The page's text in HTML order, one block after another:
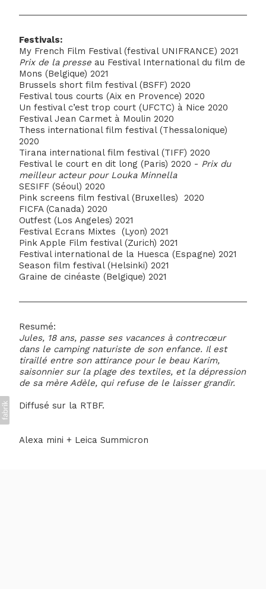
Festivals:
My French Film Festival (festival UNIFRANCE) 2021
Prix de la presse au Festival International du film de
Mons (Belgique) 2021
Brussels short film festival (BSFF) 2020
Festival tous courts (Aix en Provence) 2020
Un festival c’est trop court (UFCTC) à Nice 2020
Festival Jean Carmet à Moulin 2020
Thess international film festival (Thessalonique)
2020
Tirana international film festival (TIFF) 2020
Festival le court en dit long (Paris) 2020 - Prix du
meilleur acteur pour Louka Minnella
SESIFF (Séoul) 2020
Pink screens film festival (Bruxelles) 2020
FICFA (Canada) 2020
Outfest (Los Angeles) 2021
Festival Ecrans Mixtes (Lyon) 2021
Pink Apple Film festival (Zurich) 2021
Festival international de la Huesca (Espagne) 2021
Season film festival (Helsinki) 2021
Graine de cinéaste (Belgique) 2021
Resumé:
Jules, 18 ans, passe ses vacances à contrecœur
dans le camping naturiste de son enfance. Il est
tiraillé entre son attirance pour le beau Karim,
saisonnier sur la plage des textiles, et la dépression
de sa mère Adèle, qui refuse de le laisser grandir.
Diffusé sur la RTBF.
Alexa mini + Leica Summicron